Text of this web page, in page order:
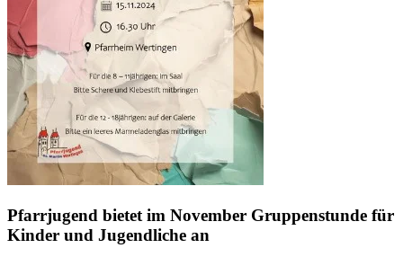
Pfarrjugend bietet im November Gruppenstunde für
Kinder und Jugendliche an